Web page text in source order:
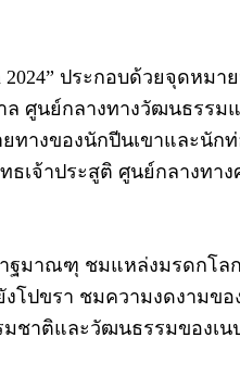
2024” ประกอบด้วยจุดหม
ล ศูนย์กลางทางวัฒนธรรม
ทางของนักปีนเขาและนัก
ธเจ้าประสูติ ศูนย์กลางท
าฐมาณฑุ ชมแหล่งมรดก
โปขรา ชมความงดงามข
ชาติและวัฒนธรรมของเน